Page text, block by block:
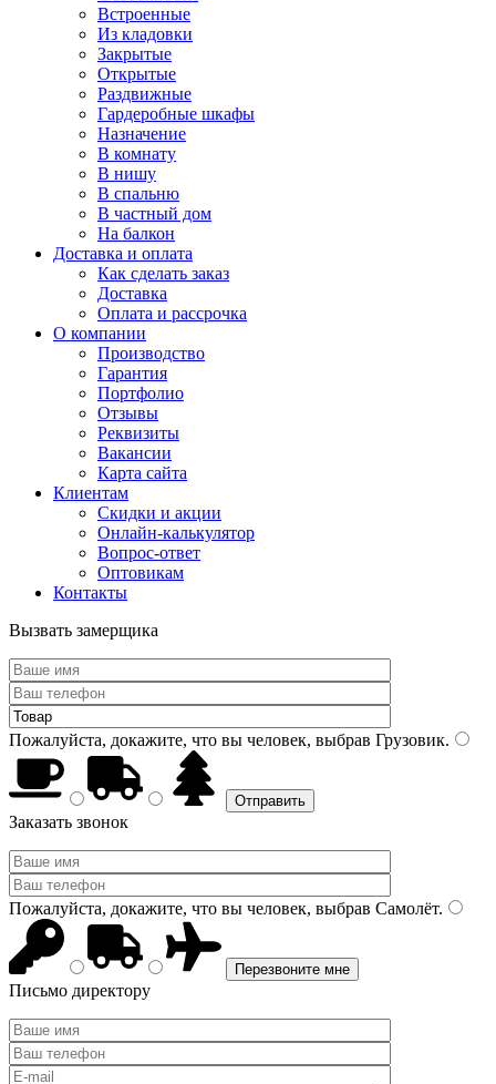
Встроенные
Из кладовки
Закрытые
Открытые
Раздвижные
Гардеробные шкафы
Назначение
В комнату
В нишу
В спальню
В частный дом
На балкон
Доставка и оплата
Как сделать заказ
Доставка
Оплата и рассрочка
О компании
Производство
Гарантия
Портфолио
Отзывы
Реквизиты
Вакансии
Карта сайта
Клиентам
Скидки и акции
Онлайн-калькулятор
Вопрос-ответ
Оптовикам
Контакты
Вызвать замерщика
Пожалуйста, докажите, что вы человек, выбрав Грузовик.
Заказать звонок
Пожалуйста, докажите, что вы человек, выбрав Самолёт.
Письмо директору